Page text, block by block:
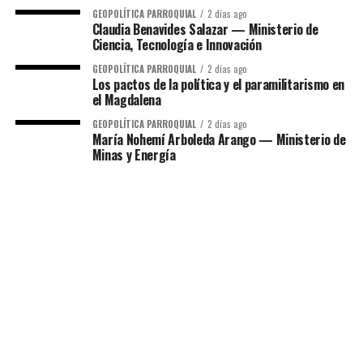
GEOPOLÍTICA PARROQUIAL 2 días ago
Claudia Benavides Salazar — Ministerio de
Ciencia, Tecnología e Innovación
GEOPOLÍTICA PARROQUIAL 2 días ago
Los pactos de la política y el paramilitarismo en
el Magdalena
GEOPOLÍTICA PARROQUIAL 2 días ago
María Nohemí Arboleda Arango — Ministerio de
Minas y Energía